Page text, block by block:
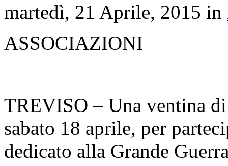
martedì, 21 Aprile, 2015 in
ASSOCIAZIONI
TREVISO – Una ventina
sabato 18 aprile, per
dedicato alla Grande